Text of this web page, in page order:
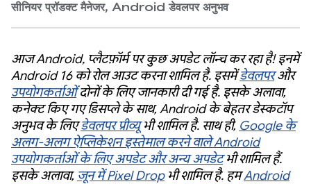
सीनियर प्रॉडक्ट मैनेजर, Android डेवलपर अनुभव
आज Android, प्लैटफ़ॉर्म पर कुछ अपडेट लॉन्च कर रहा है! इनमें
Android 16 को रोल आउट करना शामिल है. इसमेंडेवलपरऔर
उपयोगकर्ताओंदोनों के लिए जानकारी दी गई है. इसके अलावा,
कनेक्ट किए गए डिसप्ले के साथ, Android के बेहतर डेस्कटॉप
अनुभव के लिएडेवलपर प्रीव्यूभी शामिल है. साथ ही, Google के
अलग-अलग ऐप्लिकेशन इस्तेमाल करने वाले Android
उपयोगकर्ताओं के लिए अपडेट और अन्य अपडेटभी शामिल हैं.
इसके अलावा, जून में Pixel Dropभी शामिल है. हमAndroid